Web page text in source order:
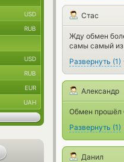
Стас
Жду обмен
самы самый из
Развернуть (1)
Александр
Обмен прошёл
Развернуть (1)
Данил
USD
RUB
USD
RUB
EUR
UAH